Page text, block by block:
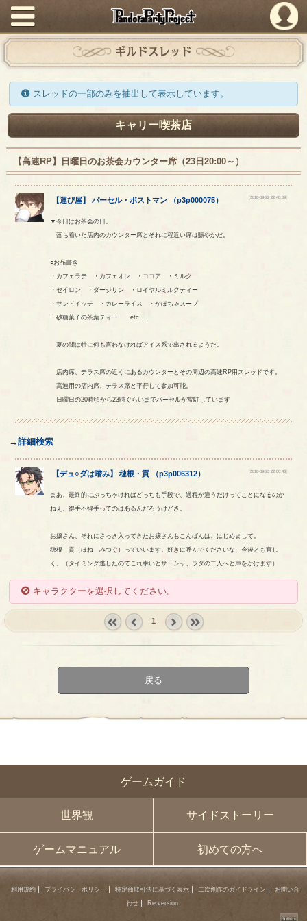
PandoraPartyProject
ゲームガイド
世界観 サイドストーリー
ゲームマニュアル 初めての方へ
ギルドスレッド
スレッドの一部のみを抽出して表示しています。
キャリー喫茶店
【高速RP】日曜日のお茶会カウンター席（23日20:00～）
【運び屋】パーセル・ ポストマン （p3p000075） [2018-09-22 22:40:09]
▼今日はお茶会の日。
落ち着いた店内のカウンター席とそれに程近い席は賑やかだ。
○お品書き
・カフェラテ ・カフェオレ ・ココア ・ミルク
・セイロン ・ダージリン ・ロイヤルミルクティー
・サンドイッチ ・カレーライス ・かぼちゃスープ
・砂糖菓子の茶葉ティー etc...
夏の間は特に何も言わなければアイス系で出されるようだ。
店内席、テラス席の近くにあるカウンターとその周辺の高速RP用スレッドです。
高速用の店内席、テラス席と平行して参加可能。
日曜日の20時頃から23時ぐらいまでパーセルが常駐しています
→詳細検索
【デュ○ダは嗜み】穂根 ・貢 （p3p006312） [2018-09-23 22:00:43]
まあ、最終的にぶっちゃければどっちも手段で、過程が違うだけってことになるのか
ねえ。得手不得手ってのはあるんだろうけどさ。
お嬢さん、それにさっき入ってきたお嬢さんもこんばんは、はじめまして。
穂根 貢（ほね みつぐ）っていいます。好きに呼んでくださいな、今後とも宜し
く。（タイミング逃したのでこれ幸いとサーシャ、ラダの二人へと声をかけます）
キャラクターを選択してください。
1
戻る
利用規約 プライバシーポリシー 特定商取引法に基づく表示 二次創作のガイドライン
お問い合
わせ
Re:version